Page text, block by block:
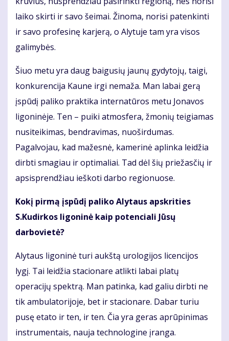
laiko skirti ir savo šeimai. Žinoma, norisi patenkinti
ir savo profesinę karjerą, o Alytuje tam yra visos
galimybės.
Šiuo metu yra daug baigusių jaunų gydytojų, taigi,
konkurencija Kaune irgi nemaža. Man labai gerą
įspūdį paliko praktika internatūros metu Jonavos
ligoninėje. Ten – puiki atmosfera, žmonių teigiamas
nusiteikimas, bendravimas, nuoširdumas.
Pagalvojau, kad mažesnė, kamerinė aplinka leidžia
dirbti smagiau ir optimaliai. Tad dėl šių priežasčių ir
apsisprendžiau ieškoti darbo regionuose.
Kokį pirmą įspūdį paliko Alytaus apskrities
S.Kudirkos ligoninė kaip potenciali Jūsų
darbovietė?
Alytaus ligoninė turi aukštą urologijos licencijos
lygį. Tai leidžia stacionare atlikti labai platų
operacijų spektrą. Man patinka, kad galiu dirbti ne
tik ambulatorijoje, bet ir stacionare. Dabar turiu
pusę etato ir ten, ir ten. Čia yra geras aprūpinimas
instrumentais, nauja technologine įranga.